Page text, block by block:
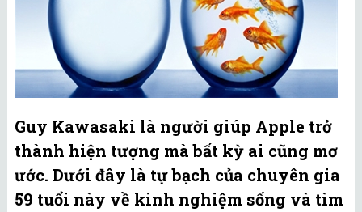
Guy Kawasaki là người giúp Apple trở
thành hiện tượng mà bất kỳ ai cũng mơ
ước. Dưới đây là tự bạch của chuyên gia
59 tuổi này về kinh nghiệm sống và tìm